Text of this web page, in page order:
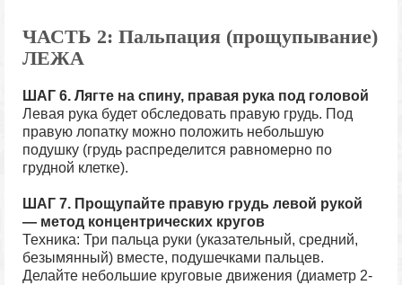
ЧАСТЬ 2: Пальпация (прощупывание)
ЛЕЖА
ШАГ 6. Лягте на спину, правая рука под головой
Левая рука будет обследовать правую грудь. Под
правую лопатку можно положить небольшую
подушку (грудь распределится равномерно по
грудной клетке).
ШАГ 7. Прощупайте правую грудь левой рукой
— метод концентрических кругов
Техника: Три пальца руки (указательный, средний,
безымянный) вместе, подушечками пальцев.
Делайте небольшие круговые движения (диаметр 2-